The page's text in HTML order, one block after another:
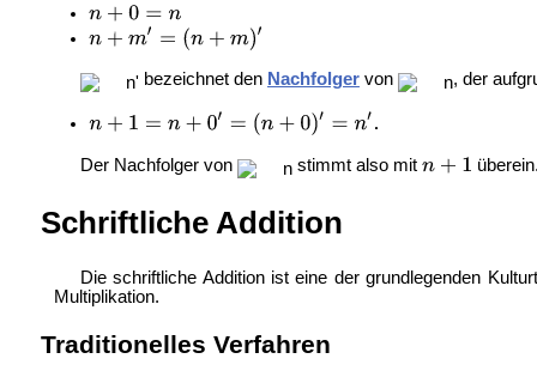
bezeichnet den Nachfolgervon , der
Der Nachfolger von stimmt also mit
Schriftliche Addition
Die schriftliche Addition ist eine der grundlegenden
Multiplikation.
Traditionelles Verfahren